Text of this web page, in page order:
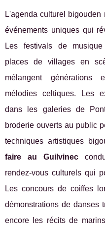
L'agenda culturel
événements uniques qui
Les festivals de
places de villages en
mélangent
mélodies celtiques. Les
dans les galeries de
broderie ouverts au public
techniques artistiques
faire au Guilvinec
rendez-vous culturels qui
Les concours de coiffes
démonstrations de danses
encore les récits de